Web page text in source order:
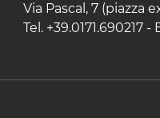
Via Pascal, 7 (piazza
Tel. +39.0171.690217 -